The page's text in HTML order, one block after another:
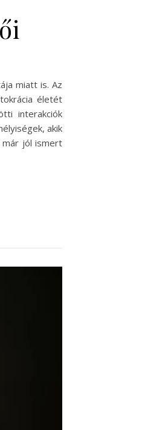
miatt is. Az
életét
interakciók
akik
már jól ismert